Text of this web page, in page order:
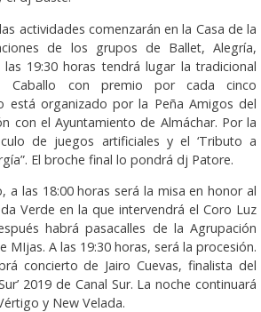
actividades comenzarán en la Casa de la
de los grupos de Ballet, Alegría,
19:30 horas tendrá lugar la tradicional
Caballo con premio por cada cinco
está organizado por la Peña Amigos del
con el Ayuntamiento de Almáchar. Por la
de juegos artificiales y el ‘Tributo a
El broche final lo pondrá dj Patore.
a las 18:00 horas será la misa en honor al
Verde en la que intervendrá el Coro Luz
habrá pasacalles de la Agrupación
MIjas. A las 19:30 horas, será la procesión.
concierto de Jairo Cuevas, finalista del
2019 de Canal Sur. La noche continuará
y New Velada.